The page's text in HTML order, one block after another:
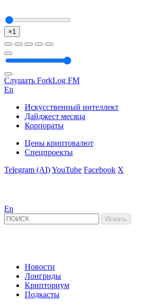
×1
Слушать ForkLog FM
En
Искусственный интеллект
Дайджест месяца
Корпораты
Цены криптовалют
Спецпроекты
Telegram (AI)YouTube Facebook X
En
Новости
Лонгриды
Крипториум
Подкасты